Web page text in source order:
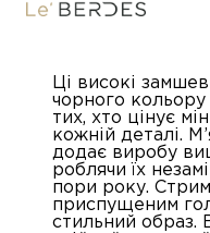
Ці високі
чорного
тих, хто цінує
кожній деталі.
додає виробу
роблячи їх
пори року.
приспущеним
стильний образ.